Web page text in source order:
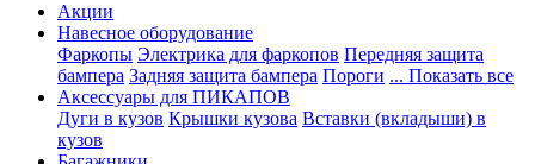
Акции
Навесное оборудование
Фаркопы Электрика для фаркопов Передняя защита
бампера Задняя защита бампера Пороги ... Показать все
Аксессуары для ПИКАПОВ
Дуги в кузов Крышки кузова Вставки (вкладыши) в
кузов